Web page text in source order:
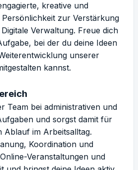
kreative und
zur Verstärkung
Verwaltung. Freue dich
bei der du deine Ideen
unserer
kannst.
Team bei administrativen und
und sorgst damit für
Ablauf im Arbeitsalltag.
Koordination und
Veranstaltungen und